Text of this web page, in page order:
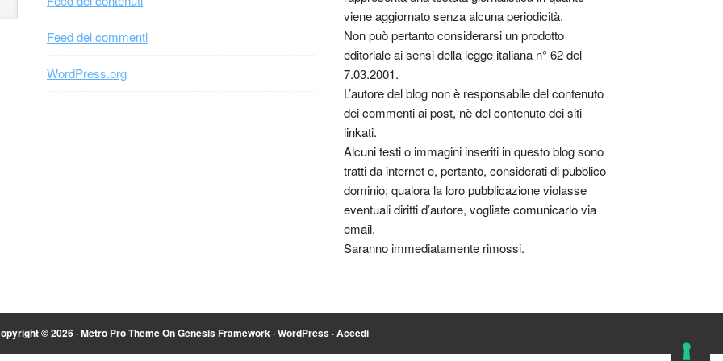
Feed dei commenti
WordPress.org
viene aggiornato senza alcuna periodicità.
Non può pertanto considerarsi un prodotto
editoriale ai sensi della legge italiana n° 62 del
7.03.2001.
L’autore del blog non è responsabile del contenuto
dei commenti ai post, nè del contenuto dei siti
linkati.
Alcuni testi o immagini inseriti in questo blog sono
tratti da internet e, pertanto, considerati di pubblico
dominio; qualora la loro pubblicazione violasse
eventuali diritti d’autore, vogliate comunicarlo via
email.
Saranno immediatamente rimossi.
© 2026 ·Metro Pro ThemeOnGenesis Framework·WordPress·Accedi